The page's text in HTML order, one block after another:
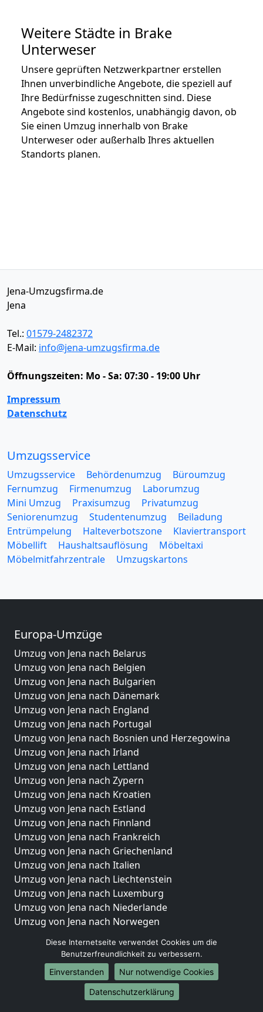
Weitere Städte in Brake
Unterweser
Unsere geprüften Netzwerkpartner erstellen
Ihnen unverbindliche Angebote, die speziell auf
Ihre Bedürfnisse zugeschnitten sind. Diese
Angebote sind kostenlos, unabhängig davon, ob
Sie einen Umzug innerhalb von Brake
Unterweser oder außerhalb Ihres aktuellen
Standorts planen.
Jena-Umzugsfirma.de
Jena
Tel.: 01579-2482372
E-Mail: info@jena-umzugsfirma.de
Öffnungszeiten: Mo - Sa: 07:30 - 19:00 Uhr
Impressum
Datenschutz
Umzugsservice
Umzugsservice Behördenumzug
Büroumzug
Fernumzug
Firmenumzug
Laborumzug
Mini Umzug
Praxisumzug
Privatumzug
Seniorenumzug
Studentenumzug
Beiladung
Entrümpelung
Halteverbotszone
Klaviertransport
Möbellift
Haushaltsauflösung
Möbeltaxi
Möbelmitfahrzentrale
Umzugskartons
Europa-Umzüge
Umzug von Jena nach Belarus
Umzug von Jena nach Belgien
Umzug von Jena nach Bulgarien
Umzug von Jena nach Dänemark
Umzug von Jena nach England
Umzug von Jena nach Portugal
Umzug von Jena nach Bosnien und Herzegowina
Umzug von Jena nach Irland
Umzug von Jena nach Lettland
Umzug von Jena nach Zypern
Umzug von Jena nach Kroatien
Umzug von Jena nach Estland
Umzug von Jena nach Finnland
Umzug von Jena nach Frankreich
Umzug von Jena nach Griechenland
Umzug von Jena nach Italien
Umzug von Jena nach Liechtenstein
Umzug von Jena nach Luxemburg
Umzug von Jena nach Niederlande
Umzug von Jena nach Norwegen
Umzüge-Deutschlandweit
Umzug von Jena nach Berlin
Umzug von Jena nach Hamburg
Umzug von Jena nach München
Diese Internetseite verwendet Cookies um die
Benutzerfreundlichkeit zu verbessern.
Einverstanden
Nur notwendige Cookies
Datenschutzerklärung